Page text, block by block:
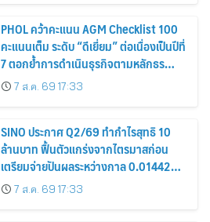
PHOL คว้าคะแนน AGM Checklist 100
คะแนนเต็ม ระดับ “ดีเยี่ยม” ต่อเนื่องเป็นปีที่
7 ตอกย้ำการดำเนินธุรกิจตามหลักธร
รมาภิบาล โปร่งใส สร้างความเชื่อมั่นผู้ถือ
หุ้น
7 ส.ค. 69 17:33
SINO ประกาศ Q2/69 ทำกำไรสุทธิ 10
ล้านบาท ฟื้นตัวแกร่งจากไตรมาสก่อน
เตรียมจ่ายปันผลระหว่างกาล 0.014423
บาทต่อหุ้น ครึ่งปีหลังมุ่งเติบโตต่อเนื่อง
7 ส.ค. 69 17:33